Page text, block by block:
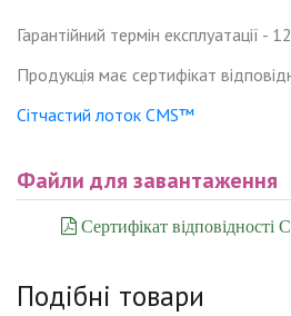
Гарантійний термін експлуатації -
Продукція має сертифікат
Сітчастий лоток CMS™
Файли для завантаження
Сертифікат відповідності
Подібні товари